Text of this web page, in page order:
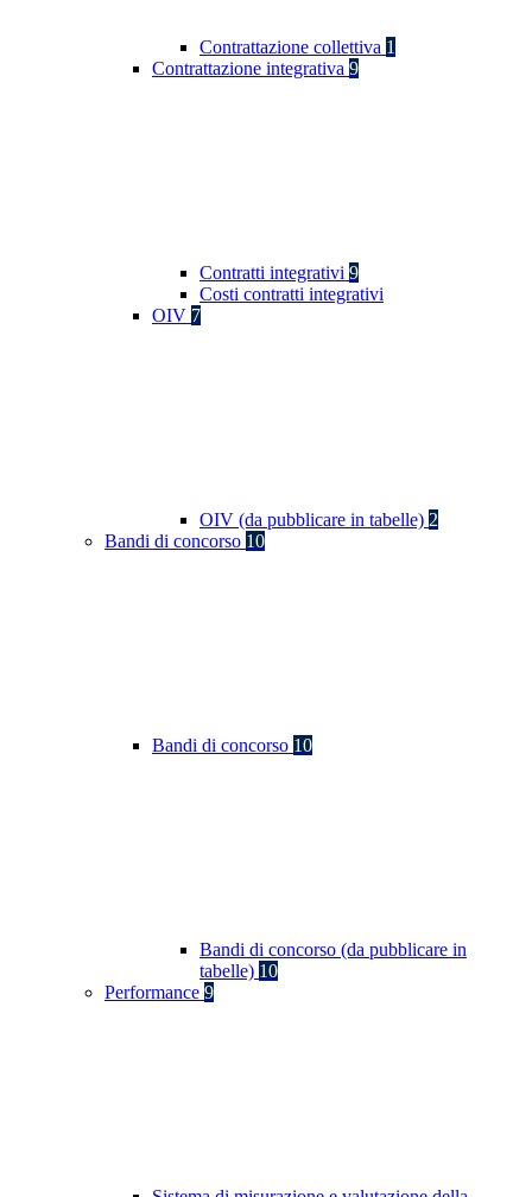
Contrattazione collettiva 1
Contrattazione integrativa 9
Contratti integrativi 9
Costi contratti integrativi
OIV 7
OIV (da pubblicare in tabelle) 2
Bandi di concorso 10
Bandi di concorso 10
Bandi di concorso (da pubblicare in
tabelle) 10
Performance 9